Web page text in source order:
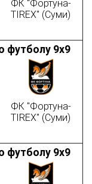
ФК "Фортуна-
TIREX" (Суми)
футболу 9х9
ФК "Фортуна-
TIREX" (Суми)
футболу 9х9